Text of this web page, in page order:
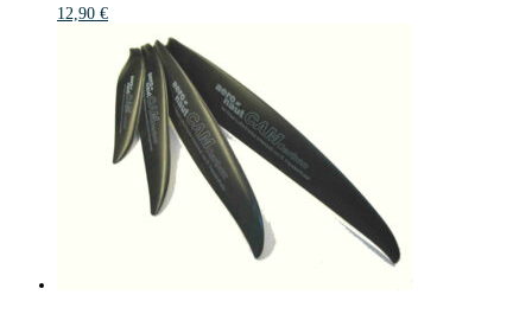
12,90 €